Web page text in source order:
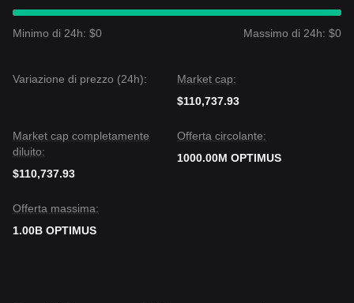
Minimo di 24h: $0 Massimo di 24h: $0
Variazione di prezzo (24h):
Market cap:
$110,737.93
Market cap completamente
diluito:
$110,737.93
Offerta circolante:
1000.00M OPTIMUS
Offerta massima:
1.00B OPTIMUS